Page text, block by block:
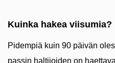
Kuinka hakea viisumia?
Pidempiä kuin 90 päivän
passin haltijoiden on